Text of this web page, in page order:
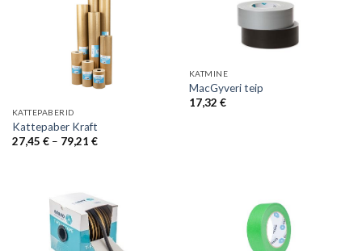
KATTEPABERID
Kattepaber Kraft
27,45 € – 79,21 €Price
KATMINE
MacGyveri teip
17,32 €